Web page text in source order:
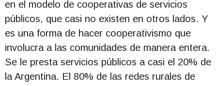
en el modelo de cooperativas de servicios
públicos, que casi no existen en otros lados. Y
es una forma de hacer cooperativismo que
involucra a las comunidades de manera entera.
Se le presta servicios públicos a casi el 20% de
la Argentina. El 80% de las redes rurales de